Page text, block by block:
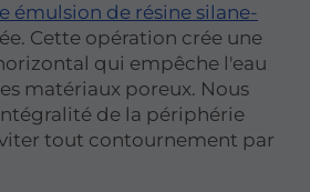
émulsion de résine silane-
Cette opération crée une
qui empêche l'eau
matériaux poreux. Nous
de la périphérie
tout contournement par